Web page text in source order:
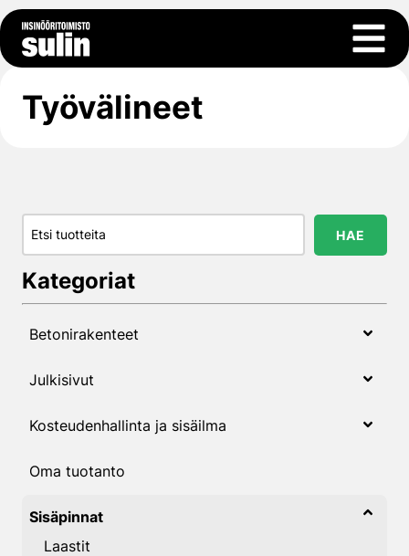
Siirry sisältöön
Avaa
Työvälineet
HAE
Kategoriat
Betonirakenteet
Julkisivut
Kosteudenhallinta ja sisäilma
Oma tuotanto
Sisäpinnat
Laastit